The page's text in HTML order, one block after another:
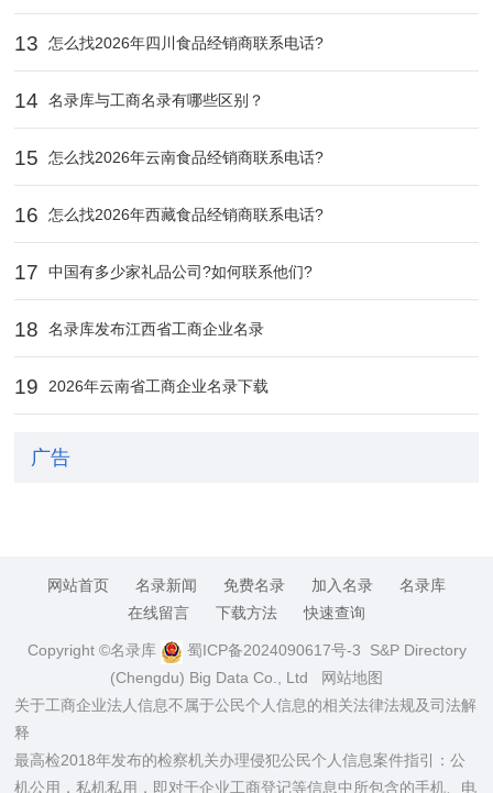
13 怎么找2026年四川食品经销商联系电话?
14 名录库与工商名录有哪些区别？
15 怎么找2026年云南食品经销商联系电话?
16 怎么找2026年西藏食品经销商联系电话?
17 中国有多少家礼品公司?如何联系他们?
18 名录库发布江西省工商企业名录
19 2026年云南省工商企业名录下载
广告
网站首页 名录新闻 免费名录 加入名录
名录库
在线留言
下载方法 快速查询
Copyright ©名录库 蜀ICP备2024090617号-3 S&P Directory
(Chengdu) Big Data Co., Ltd
网站地图
关于工商企业法人信息不属于公民个人信息的相关法律法规及司法解
释
最高检2018年发布的检察机关办理侵犯公民个人信息案件指引：公
机公用，私机私用，即对于企业工商登记等信息中所包含的手机、电